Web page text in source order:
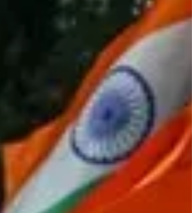
Maduro en Venezuela, último apoyo
de Cuba frente al bloqueo de EEUU, y
asfixiada como nunca, la isla inició una
apertura capitalista en pequeña escala
mientras su población resis